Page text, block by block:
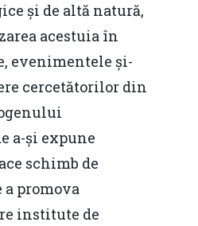
și de altă natură,
acestuia în
evenimentele și-
cercetătorilor din
a-și expune
schimb de
promova
institute de